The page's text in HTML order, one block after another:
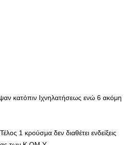
κατόπιν Ιχνηλατήσεως ενώ 6 ακόμη
1 κρούσμα δεν διαθέτει ενδείξεις